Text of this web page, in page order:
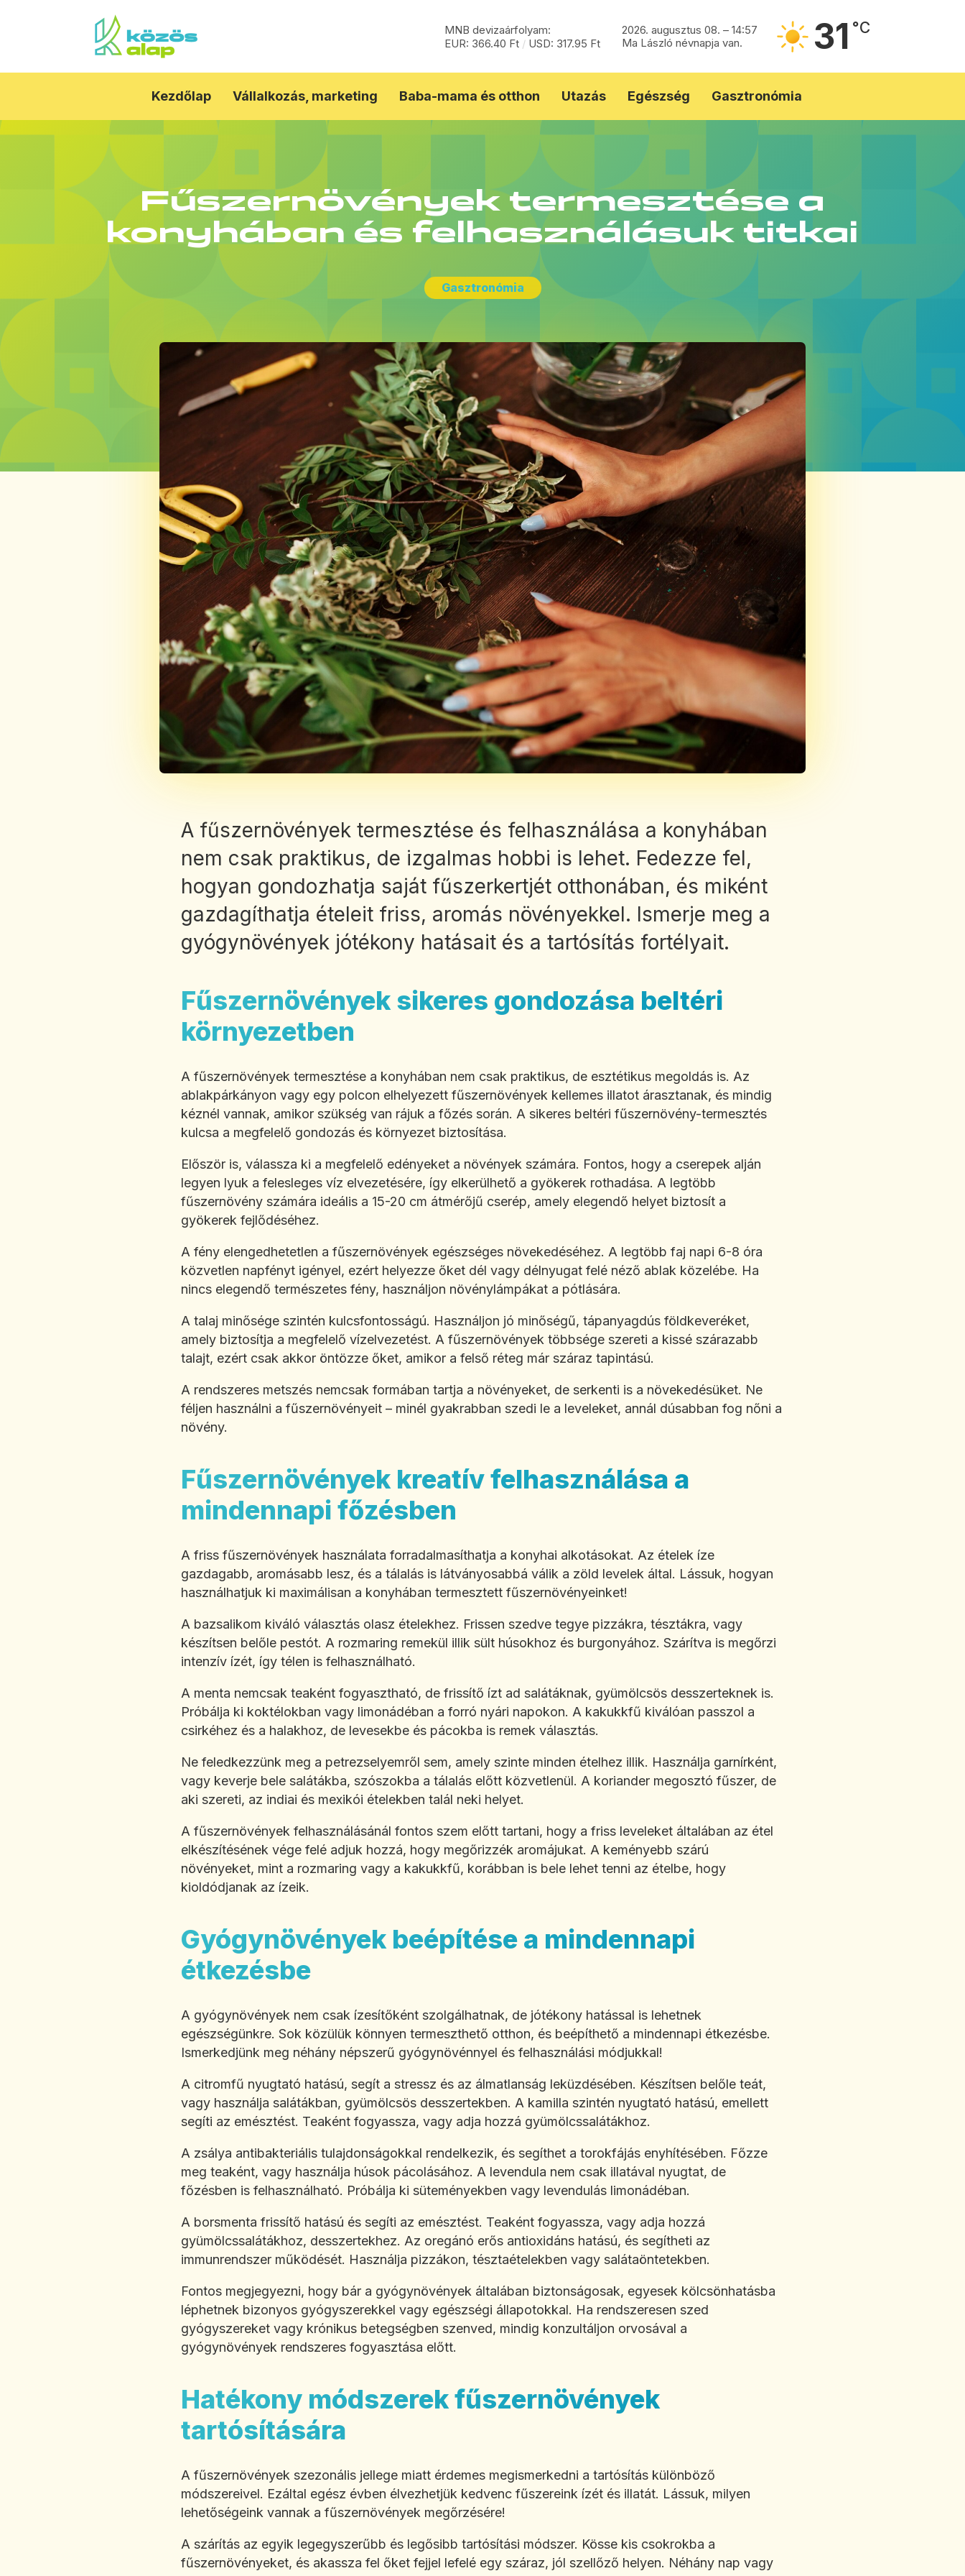
MNB devizaárfolyam:
EUR: 366.40 Ft / USD: 317.95 Ft
2026. augusztus 08. – 14:57
Ma László névnapja van.
31 °C
Kezdőlap Vállalkozás, marketing Baba-mama és otthon Utazás Egészség Gasztronómia
Fűszernövények termesztése a
konyhában és felhasználásuk titkai
Gasztronómia
A fűszernövények termesztése és felhasználása a konyhában
nem csak praktikus, de izgalmas hobbi is lehet. Fedezze fel,
hogyan gondozhatja saját fűszerkertjét otthonában, és miként
gazdagíthatja ételeit friss, aromás növényekkel. Ismerje meg a
gyógynövények jótékony hatásait és a tartósítás fortélyait.
Fűszernövények sikeres gondozása beltéri
környezetben
A fűszernövények termesztése a konyhában nem csak praktikus, de esztétikus megoldás is. Az
ablakpárkányon vagy egy polcon elhelyezett fűszernövények kellemes illatot árasztanak, és mindig
kéznél vannak, amikor szükség van rájuk a főzés során. A sikeres beltéri fűszernövény-termesztés
kulcsa a megfelelő gondozás és környezet biztosítása.
Először is, válassza ki a megfelelő edényeket a növények számára. Fontos, hogy a cserepek alján
legyen lyuk a felesleges víz elvezetésére, így elkerülhető a gyökerek rothadása. A legtöbb
fűszernövény számára ideális a 15-20 cm átmérőjű cserép, amely elegendő helyet biztosít a
gyökerek fejlődéséhez.
A fény elengedhetetlen a fűszernövények egészséges növekedéséhez. A legtöbb faj napi 6-8 óra
közvetlen napfényt igényel, ezért helyezze őket dél vagy délnyugat felé néző ablak közelébe. Ha
nincs elegendő természetes fény, használjon növénylámpákat a pótlására.
A talaj minősége szintén kulcsfontosságú. Használjon jó minőségű, tápanyagdús földkeveréket,
amely biztosítja a megfelelő vízelvezetést. A fűszernövények többsége szereti a kissé szárazabb
talajt, ezért csak akkor öntözze őket, amikor a felső réteg már száraz tapintású.
A rendszeres metszés nemcsak formában tartja a növényeket, de serkenti is a növekedésüket. Ne
féljen használni a fűszernövényeit – minél gyakrabban szedi le a leveleket, annál dúsabban fog nőni a
növény.
Fűszernövények kreatív felhasználása a
mindennapi főzésben
A friss fűszernövények használata forradalmasíthatja a konyhai alkotásokat. Az ételek íze
gazdagabb, aromásabb lesz, és a tálalás is látványosabbá válik a zöld levelek által. Lássuk, hogyan
használhatjuk ki maximálisan a konyhában termesztett fűszernövényeinket!
A bazsalikom kiváló választás olasz ételekhez. Frissen szedve tegye pizzákra, tésztákra, vagy
készítsen belőle pestót. A rozmaring remekül illik sült húsokhoz és burgonyához. Szárítva is megőrzi
intenzív ízét, így télen is felhasználható.
A menta nemcsak teaként fogyasztható, de frissítő ízt ad salátáknak, gyümölcsös desszerteknek is.
Próbálja ki koktélokban vagy limonádéban a forró nyári napokon. A kakukkfű kiválóan passzol a
csirkéhez és a halakhoz, de levesekbe és pácokba is remek választás.
Ne feledkezzünk meg a petrezselyemről sem, amely szinte minden ételhez illik. Használja garnírként,
vagy keverje bele salátákba, szószokba a tálalás előtt közvetlenül. A koriander megosztó fűszer, de
aki szereti, az indiai és mexikói ételekben talál neki helyet.
A fűszernövények felhasználásánál fontos szem előtt tartani, hogy a friss leveleket általában az étel
elkészítésének vége felé adjuk hozzá, hogy megőrizzék aromájukat. A keményebb szárú
növényeket, mint a rozmaring vagy a kakukkfű, korábban is bele lehet tenni az ételbe, hogy
kioldódjanak az ízeik.
Gyógynövények beépítése a mindennapi
étkezésbe
A gyógynövények nem csak ízesítőként szolgálhatnak, de jótékony hatással is lehetnek
egészségünkre. Sok közülük könnyen termeszthető otthon, és beépíthető a mindennapi étkezésbe.
Ismerkedjünk meg néhány népszerű gyógynövénnyel és felhasználási módjukkal!
A citromfű nyugtató hatású, segít a stressz és az álmatlanság leküzdésében. Készítsen belőle teát,
vagy használja salátákban, gyümölcsös desszertekben. A kamilla szintén nyugtató hatású, emellett
segíti az emésztést. Teaként fogyassza, vagy adja hozzá gyümölcssalátákhoz.
A zsálya antibakteriális tulajdonságokkal rendelkezik, és segíthet a torokfájás enyhítésében. Főzze
meg teaként, vagy használja húsok pácolásához. A levendula nem csak illatával nyugtat, de
főzésben is felhasználható. Próbálja ki süteményekben vagy levendulás limonádéban.
A borsmenta frissítő hatású és segíti az emésztést. Teaként fogyassza, vagy adja hozzá
gyümölcssalátákhoz, desszertekhez. Az oregánó erős antioxidáns hatású, és segítheti az
immunrendszer működését. Használja pizzákon, tésztaételekben vagy salátaöntetekben.
Fontos megjegyezni, hogy bár a gyógynövények általában biztonságosak, egyesek kölcsönhatásba
léphetnek bizonyos gyógyszerekkel vagy egészségi állapotokkal. Ha rendszeresen szed
gyógyszereket vagy krónikus betegségben szenved, mindig konzultáljon orvosával a
gyógynövények rendszeres fogyasztása előtt.
Hatékony módszerek fűszernövények
tartósítására
A fűszernövények szezonális jellege miatt érdemes megismerkedni a tartósítás különböző
módszereivel. Ezáltal egész évben élvezhetjük kedvenc fűszereink ízét és illatát. Lássuk, milyen
lehetőségeink vannak a fűszernövények megőrzésére!
A szárítás az egyik legegyszerűbb és legősibb tartósítási módszer. Kösse kis csokrokba a
fűszernövényeket, és akassza fel őket fejjel lefelé egy száraz, jól szellőző helyen. Néhány nap vagy